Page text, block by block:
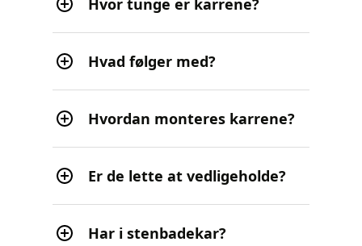
Hvad følger med?
Hvordan monteres karrene?
Er de lette at vedligeholde?
Har i stenbadekar?